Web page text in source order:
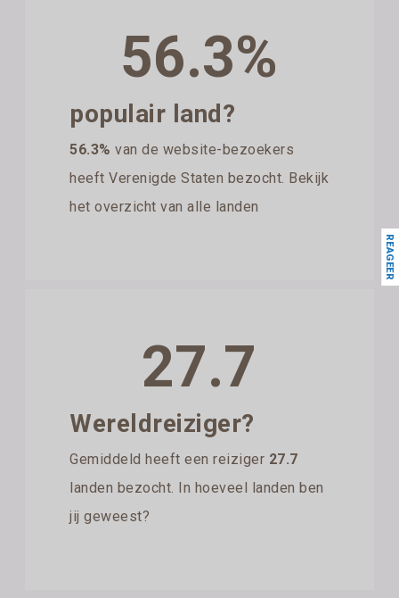
56.3%
populair land?
56.3% van de website-bezoekers
heeft Verenigde Staten bezocht. Bekijk
het overzicht van alle landen
27.7
Wereldreiziger?
Gemiddeld heeft een reiziger 27.7
landen bezocht. In hoeveel landen ben
jij geweest?
REAGEER